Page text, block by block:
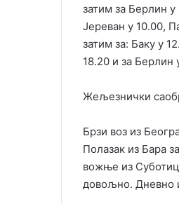
затим за Берлин
Јереван у 10.00,
затим за: Баку у
18.20 и за Берлин
Жељезнички
Брзи воз из
Полазак из Бара
вожње из
довољно. Дневно